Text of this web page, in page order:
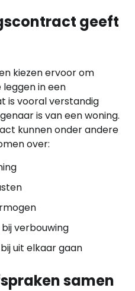
geeft
kiezen ervoor om
in een
is vooral verstandig
is van een woning.
kunnen onder andere
over:
verbouwing
uit elkaar gaan
samen